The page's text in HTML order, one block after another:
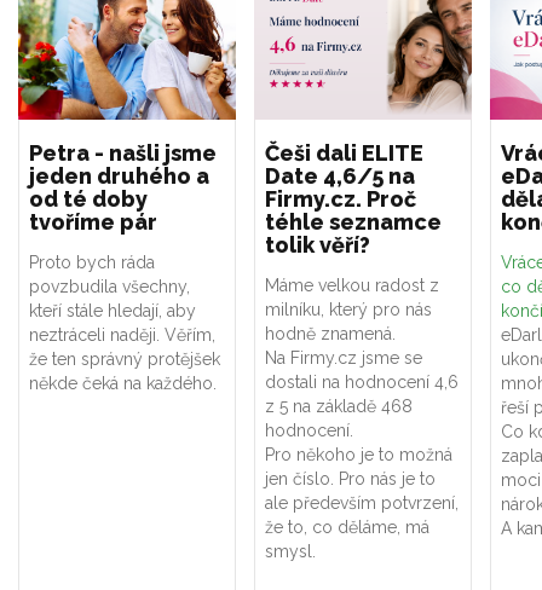
Petra - našli jsme
jeden druhého a
od té doby
tvoříme pár
Proto bych ráda
povzbudila všechny,
kteří stále hledají, aby
neztráceli naději. Věřím,
že ten správný protějšek
někde čeká na každého.
Češi dali ELITE
Date 4,6/5 na
Firmy.cz. Proč
téhle seznamce
tolik věří?
Máme velkou radost z
milníku, který pro nás
hodně znamená.
Na Firmy.cz jsme se
dostali na hodnocení 4,6
z 5 na základě 468
hodnocení.
Pro někoho je to možná
jen číslo. Pro nás je to
ale především potvrzení,
že to, co děláme, má
smysl.
co
řeší
Co
A